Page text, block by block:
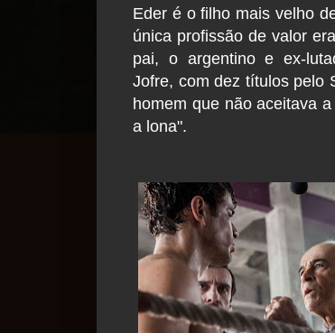
Eder é o filho mais velho
única profissão de valor
pai, o argentino e ex-
Jofre, com dez títulos pelo
homem que não aceitava
a lona".